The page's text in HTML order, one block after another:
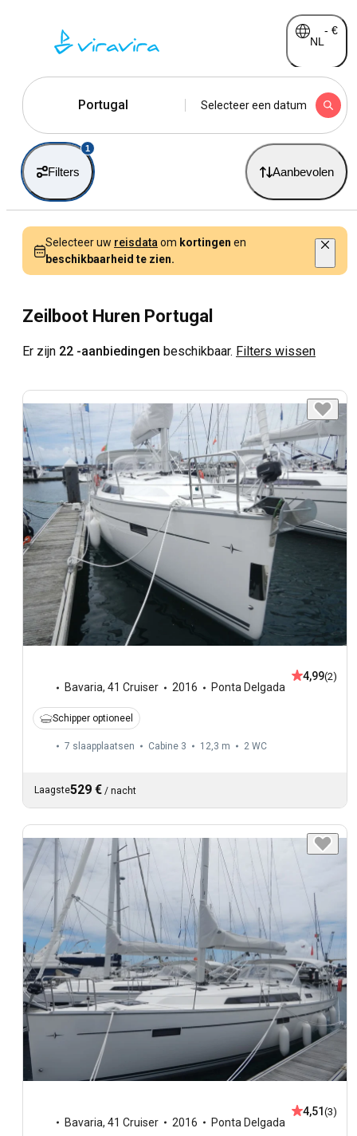
NL
- €
Portugal Selecteer een datum
Filters
1
Aanbevolen
Selecteer uw reisdata om kortingen en
beschikbaarheid te zien.
Zeilboot Huren Portugal
Er zijn 22 -aanbiedingen beschikbaar. Filters wissen
Bavaria, 41 Cruiser 2016 Ponta Delgada
4,99(2)
Schipper optioneel
7 slaapplaatsen Cabine 3 12,3 m 2 WC
Laagste529 € / nacht
Bavaria, 41 Cruiser 2016 Ponta Delgada
4,51 (3)